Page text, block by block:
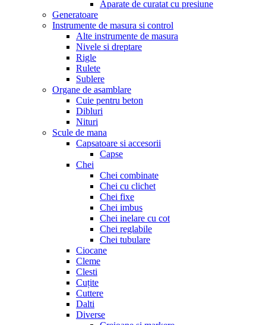
Aparate de curatat cu presiune
Generatoare
Instrumente de masura si control
Alte instrumente de masura
Nivele si dreptare
Rigle
Rulete
Sublere
Organe de asamblare
Cuie pentru beton
Dibluri
Nituri
Scule de mana
Capsatoare si accesorii
Capse
Chei
Chei combinate
Chei cu clichet
Chei fixe
Chei imbus
Chei inelare cu cot
Chei reglabile
Chei tubulare
Ciocane
Cleme
Clesti
Cuțite
Cuttere
Dalti
Diverse